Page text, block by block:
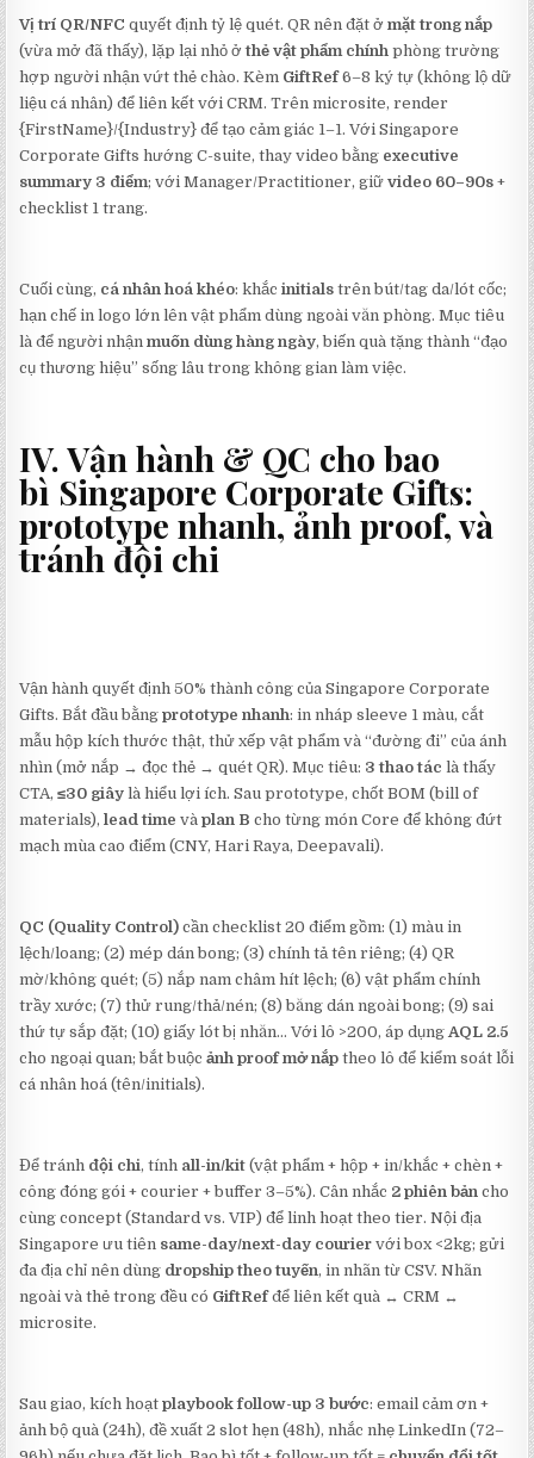
Vị trí QR/NFC quyết định tỷ lệ quét. QR nên đặt ởmặt trong nắp
(vừa mở đã thấy), lặp lại nhỏ ởthẻ vật phẩm chính phòng trường
hợp người nhận vứt thẻ chào. Kèm GiftRef6–8 ký tự (không lộ dữ
liệu cá nhân) để liên kết với CRM. Trên microsite, render
{FirstName}/{Industry} để tạo cảm giác 1–1. Với Singapore
Corporate Gifts hướng C-suite, thay video bằng executive
summary 3 điểm; với Manager/Practitioner, giữvideo 60–90s +
checklist 1 trang.
Cuối cùng, cá nhân hoá khéo: khắcinitials trên bút/tag da/lót cốc;
hạn chế in logo lớn lên vật phẩm dùng ngoài văn phòng. Mục tiêu
là để người nhậnmuốn dùng hàng ngày, biến quà tặng thành “đạo
cụ thương hiệu” sống lâu trong không gian làm việc.
IV. Vận hành & QC cho bao
bì Singapore Corporate Gifts:
prototype nhanh, ảnh proof, và
tránh đội chi
Vận hành quyết định 50% thành công của Singapore Corporate
Gifts. Bắt đầu bằngprototype nhanh: in nháp sleeve 1 màu, cắt
mẫu hộp kích thước thật, thử xếp vật phẩm và “đường đi” của ánh
nhìn (mở nắp → đọc thẻ → quét QR). Mục tiêu: 3 thao tác là thấy
CTA,≤30 giây là hiểu lợi ích. Sau prototype, chốt BOM (bill of
materials),lead time vàplan B cho từng món Core để không đứt
mạch mùa cao điểm (CNY, Hari Raya, Deepavali).
QC (Quality Control) cần checklist 20 điểm gồm: (1) màu in
lệch/loang; (2) mép dán bong; (3) chính tả tên riêng; (4) QR
mờ/không quét; (5) nắp nam châm hít lệch; (6) vật phẩm chính
trầy xước; (7) thử rung/thả/nén; (8) băng dán ngoài bong; (9) sai
thứ tự sắp đặt; (10) giấy lót bị nhăn… Với lô >200, áp dụngAQL 2.5
cho ngoại quan; bắt buộcảnh proof mở nắp theo lô để kiểm soát lỗi
cá nhân hoá (tên/initials).
Để tránh đội chi, tính all-in/kit (vật phẩm + hộp + in/khắc + chèn +
công đóng gói + courier + buffer 3–5%). Cân nhắc 2 phiên bản cho
cùng concept (Standard vs. VIP) để linh hoạt theo tier. Nội địa
Singapore ưu tiên same-day/next-day courier với box <2kg; gửi
đa địa chỉ nên dùng dropship theo tuyến, in nhãn từ CSV. Nhãn
ngoài và thẻ trong đều có GiftRefđể liên kết quà ↔ CRM ↔
microsite.
Sau giao, kích hoạtplaybook follow-up 3 bước: email cảm ơn +
ảnh bộ quà (24h), đề xuất 2 slot hẹn (48h), nhắc nhẹ LinkedIn (72–